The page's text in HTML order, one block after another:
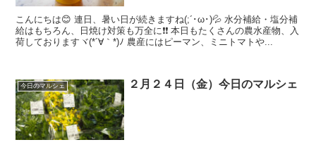
こんにちは😊 連日、暑い日が続きますね(;´･ω･)💦 水分補給・塩分補
給はもちろん、日焼け対策も万全に❗❗ 本日もたくさんの農水産物、入
荷しておりますヾ(*´∀｀*)ﾉ 農産にはピーマン、ミニトマトや...
今日のマルシェ ２月２４日（金）今日のマルシェ